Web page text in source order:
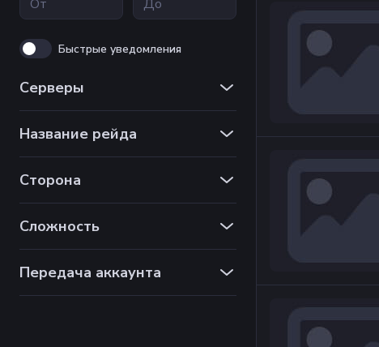
Быстрые уведомления
Серверы
Название рейда
Сторона
Сложность
Передача аккаунта